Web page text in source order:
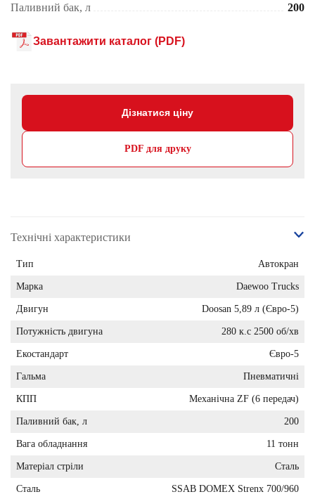
Паливний бак, л 200
Завантажити каталог (PDF)
Дізнатися ціну
PDF для друку
Технічні характеристики
Тип Автокран
Марка Daewoo Trucks
Двигун Doosan 5,89 л (Євро-5)
Потужність двигуна 280 к.с 2500 об/хв
Екостандарт Євро-5
Гальма Пневматичні
КПП Механічна ZF (6 передач)
Паливний бак, л 200
Вага обладнання 11 тонн
Матеріал стріли Сталь
Сталь SSAB DOMEX Strenx 700/960